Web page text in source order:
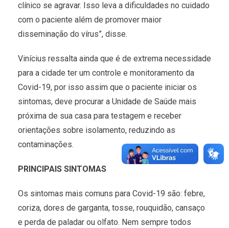
clínico se agravar. Isso leva a dificuldades no cuidado
com o paciente além de promover maior
disseminação do vírus”, disse.
Vinícius ressalta ainda que é de extrema necessidade
para a cidade ter um controle e monitoramento da
Covid-19, por isso assim que o paciente iniciar os
sintomas, deve procurar a Unidade de Saúde mais
próxima de sua casa para testagem e receber
orientações sobre isolamento, reduzindo as
contaminações.
PRINCIPAIS SINTOMAS
Os sintomas mais comuns para Covid-19 são: febre,
coriza, dores de garganta, tosse, rouquidão, cansaço
e perda de paladar ou olfato. Nem sempre todos